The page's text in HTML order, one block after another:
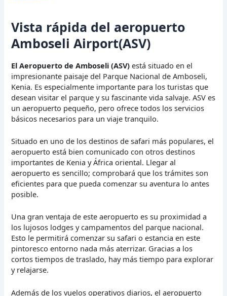
Vista rápida del aeropuerto
Amboseli Airport(ASV)
El Aeropuerto de Amboseli (ASV) está situado en el
impresionante paisaje del Parque Nacional de Amboseli,
Kenia. Es especialmente importante para los turistas que
desean visitar el parque y su fascinante vida salvaje. ASV es
un aeropuerto pequeño, pero ofrece todos los servicios
básicos necesarios para un viaje tranquilo.
Situado en uno de los destinos de safari más populares, el
aeropuerto está bien comunicado con otros destinos
importantes de Kenia y África oriental. Llegar al
aeropuerto es sencillo; comprobará que los trámites son
eficientes para que pueda comenzar su aventura lo antes
posible.
Una gran ventaja de este aeropuerto es su proximidad a
los lujosos lodges y campamentos del parque nacional.
Esto le permitirá comenzar su safari o estancia en este
pintoresco entorno nada más aterrizar. Gracias a los
cortos tiempos de traslado, hay más tiempo para explorar
y relajarse.
Además de los vuelos operativos diarios, el aeropuerto